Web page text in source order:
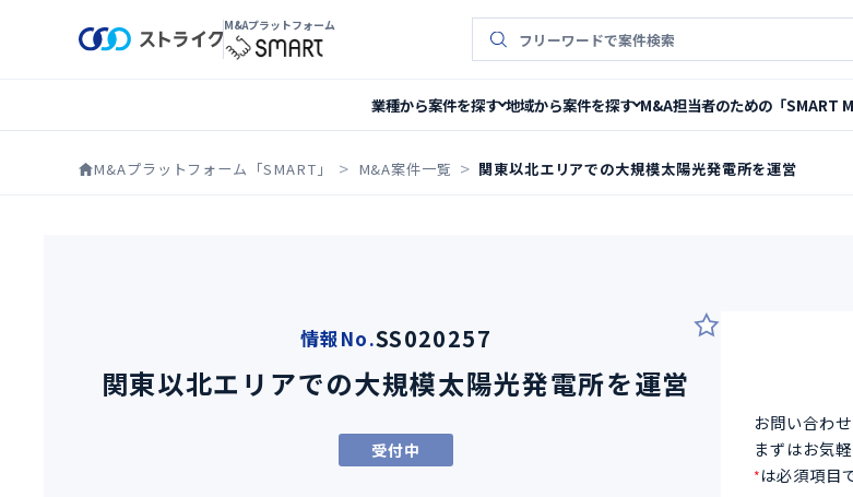
M&Aプラットフォーム 案件検索
業種から案件を探す 地域から案件を探す M&A担当者のための「SMART
M&Aプラットフォーム「SMART」 M&A案件一覧 関東以北エリアでの大規模太陽光発電所を運営
情報No.SS020257
関東以北エリアでの大規模太陽光発電所を運営
受付中
お問い合わ
まずはお気
*は必須項目